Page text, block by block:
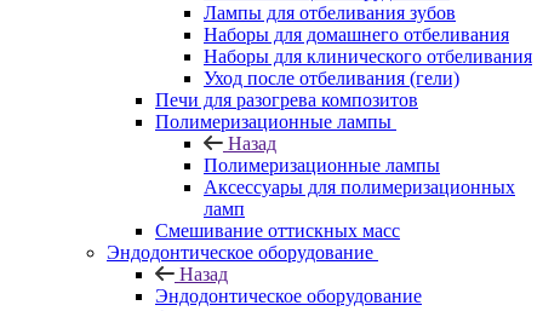
Лампы для отбеливания зубов
Наборы для домашнего отбеливания
Наборы для клинического отбеливания
Уход после отбеливания (гели)
Печи для разогрева композитов
Полимеризационные лампы
Назад
Полимеризационные лампы
Аксессуары для полимеризационных
ламп
Смешивание оттискных масс
Эндодонтическое оборудование
Назад
Эндодонтическое оборудование